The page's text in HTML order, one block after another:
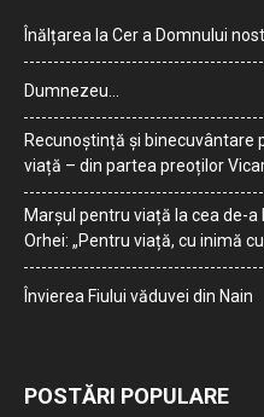
Înălțarea la Cer a Domnului
Dumnezeu…
Recunoștință și
viață – din partea preoților
Marșul pentru viață la cea de-a
Orhei: „Pentru viață, cu inimă
Învierea Fiului văduvei din Nain
POSTĂRI POPULARE